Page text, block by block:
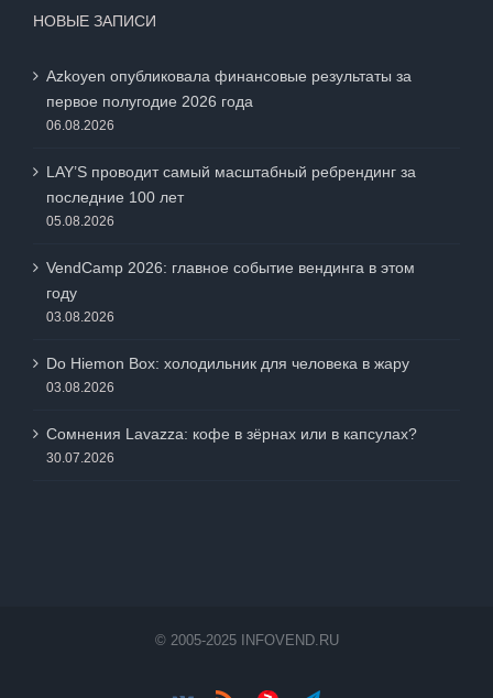
НОВЫЕ ЗАПИСИ
Azkoyen опубликовала финансовые результаты за
первое полугодие 2026 года
06.08.2026
LAY’S проводит самый масштабный ребрендинг за
последние 100 лет
05.08.2026
VendCamp 2026: главное событие вендинга в этом
году
03.08.2026
Do Hiemon Box: холодильник для человека в жару
03.08.2026
Сомнения Lavazza: кофе в зёрнах или в капсулах?
30.07.2026
© 2005-2025 INFOVEND.RU